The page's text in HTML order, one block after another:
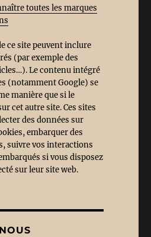
toutes les marques
ce site peuvent inclure
(par exemple des
Le contenu intégré
(notamment Google) se
manière que si le
cet autre site. Ces sites
des données sur
embarquer des
suivre vos interactions
si vous disposez
sur leur site web.